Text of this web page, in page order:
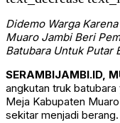
Didemo Warga
Muaro Jambi Beri
Batubara Untuk Putar
SERAMBIJAMBI.ID,
angkutan truk
Meja Kabupaten
sekitar menjadi berang.